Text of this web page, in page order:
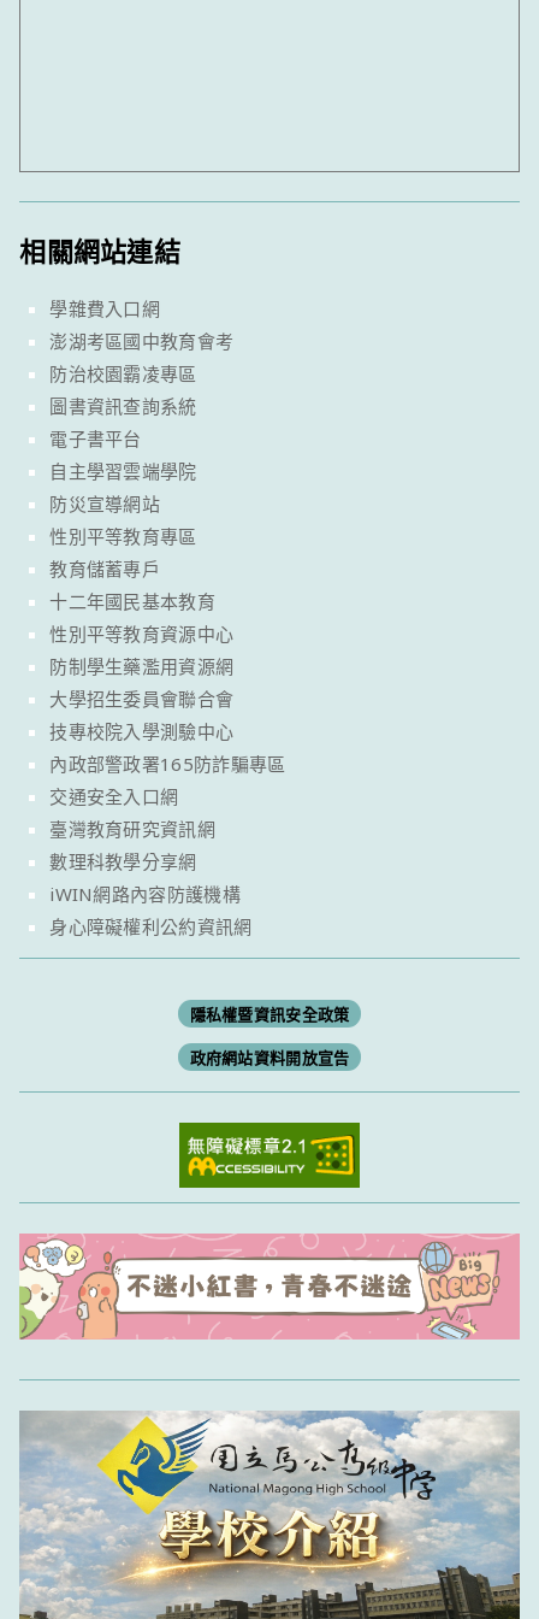
相關網站連結
學雜費入口網
澎湖考區國中教育會考
防治校園霸凌專區
圖書資訊查詢系統
電子書平台
自主學習雲端學院
防災宣導網站
性別平等教育專區
教育儲蓄專戶
十二年國民基本教育
性別平等教育資源中心
防制學生藥濫用資源網
大學招生委員會聯合會
技專校院入學測驗中心
內政部警政署165防詐騙專區
交通安全入口網
臺灣教育研究資訊網
數理科教學分享網
iWIN網路內容防護機構
身心障礙權利公約資訊網
隱私權暨資訊安全政策
政府網站資料開放宣告